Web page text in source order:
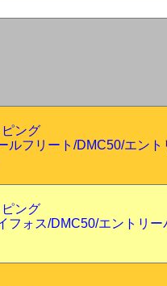
ング
ルフリート/DMC50/エン
ング
フォス/DMC50/エントリー